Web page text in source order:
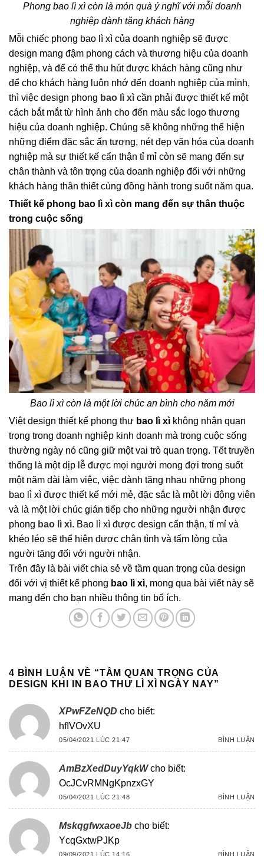
Phong bao lì xì còn là món quà ý nghĩ với mỗi doanh
nghiệp dành tặng khách hàng
Mỗi chiếc phong bao lì xì của doanh nghiệp sẽ được
design mang đậm phong cách và thương hiệu của doanh
nghiệp, và để có thể thu hút được khách hàng cũng như
để cho khách hàng luôn nhớ đến doanh nghiệp của mình,
thì việc design phong bao lì xì cần phải được thiết kế một
cách bắt mắt từ hình ảnh cho đến màu sắc logo thương
hiệu của doanh nghiệp. Chúng sẽ không những thể hiện
những điểm đặc sắc ấn tượng, nét đẹp văn hóa của doanh
nghiệp mà sự thiết kế cẩn thận tỉ mỉ còn sẽ mang đến sự
chân thành và tôn trọng của doanh nghiệp đối với những
khách hàng thân thiết cùng đồng hành trong suốt năm qua.
Thiết kế phong bao lì xì còn mang đến sự thân thuộc
trong cuộc sống
Bao lì xì còn là một lời chúc an bình cho năm mới
Việt design thiết kế phong thư bao lì xì không nhận quan
trọng trong doanh nghiệp kinh doanh mà trong cuộc sống
thường ngày nó cũng giữ một vai trò quan trọng. Tết truyền
thống là một dịp lễ được mọi người mong đợi trong suốt
một năm dài làm việc, việc dành tặng nhau những phong
bao lì xì được thiết kế mới mẻ, đặc sắc là một lời động viên
và là một lời chúc gián tiếp cho những người nhận được
phong bao lì xì. Bao lì xì được design cẩn thận, tỉ mỉ và
khéo léo sẽ thể hiện được chân tình và tấm lòng của
người tặng đối với người nhận.
Trên đây là bài viết chia sẻ về tầm quan trọng của design
đối với vị thiết kế phong bao lì xì, mong qua bài viết này sẽ
mang đến cho bạn nhiều thông tin bổ ích.
4 BÌNH LUẬN VỀ “TẦM QUAN TRỌNG CỦA
DESIGN KHI IN BAO THƯ LÌ XÌ NGÀY NAY”
XPwFZeNQD cho biết:
hfIVOvXU
05/04/2021 LÚC 21:47 BÌNH LUẬN
AmBzXedDuyYqkW cho biết:
OcJCvRMNgKpnzxGY
05/04/2021 LÚC 21:48 BÌNH LUẬN
MskqgfwxaoeJb cho biết:
YcqGxtwPJKp
09/09/2021 LÚC 14:16 BÌNH LUẬN